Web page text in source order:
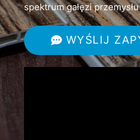
spektrum gałęzi przemysłu
WYŚLIJ